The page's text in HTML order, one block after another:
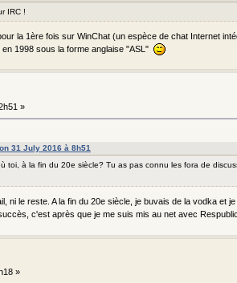
IRC !
la 1ère fois sur WinChat (un espèce de chat Internet
1998 sous la forme anglaise "ASL"
»
31 July 2016 à 8h51
toi, à la fin du 20e siècle? Tu as pas connu les fora de
ni le reste. A la fin du 20e siècle, je buvais de la vodka et
c'est après que je me suis mis au net avec
»